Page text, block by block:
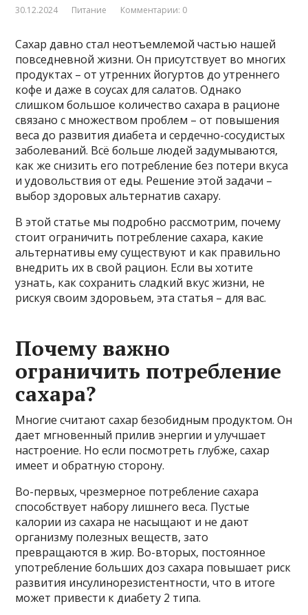
30.12.2024 Питание Комментарии: 0
Сахар давно стал неотъемлемой частью нашей
повседневной жизни. Он присутствует во многих
продуктах – от утренних йогуртов до утреннего
кофе и даже в соусах для салатов. Однако
слишком большое количество сахара в рационе
связано с множеством проблем – от повышения
веса до развития диабета и сердечно-сосудистых
заболеваний. Всё больше людей задумываются,
как же снизить его потребление без потери вкуса
и удовольствия от еды. Решение этой задачи –
выбор здоровых альтернатив сахару.
В этой статье мы подробно рассмотрим, почему
стоит ограничить потребление сахара, какие
альтернативы ему существуют и как правильно
внедрить их в свой рацион. Если вы хотите
узнать, как сохранить сладкий вкус жизни, не
рискуя своим здоровьем, эта статья – для вас.
Почему важно
ограничить потребление
сахара?
Многие считают сахар безобидным продуктом. Он
дает мгновенный прилив энергии и улучшает
настроение. Но если посмотреть глубже, сахар
имеет и обратную сторону.
Во-первых, чрезмерное потребление сахара
способствует набору лишнего веса. Пустые
калории из сахара не насыщают и не дают
организму полезных веществ, зато
превращаются в жир. Во-вторых, постоянное
употребление больших доз сахара повышает риск
развития инсулинорезистентности, что в итоге
может привести к диабету 2 типа.